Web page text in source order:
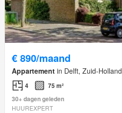
€ 890/maand
Appartement in Delft, Zuid-Holland
4
75 m²
30+ dagen geleden
HUUREXPERT